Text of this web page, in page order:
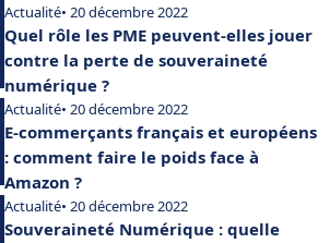
Actualité• 20 décembre 2022
Quel rôle les PME peuvent-elles jouer
contre la perte de souveraineté
numérique ?
Actualité• 20 décembre 2022
E-commerçants français et européens
: comment faire le poids face à
Amazon ?
Actualité• 20 décembre 2022
Souveraineté Numérique : quelle